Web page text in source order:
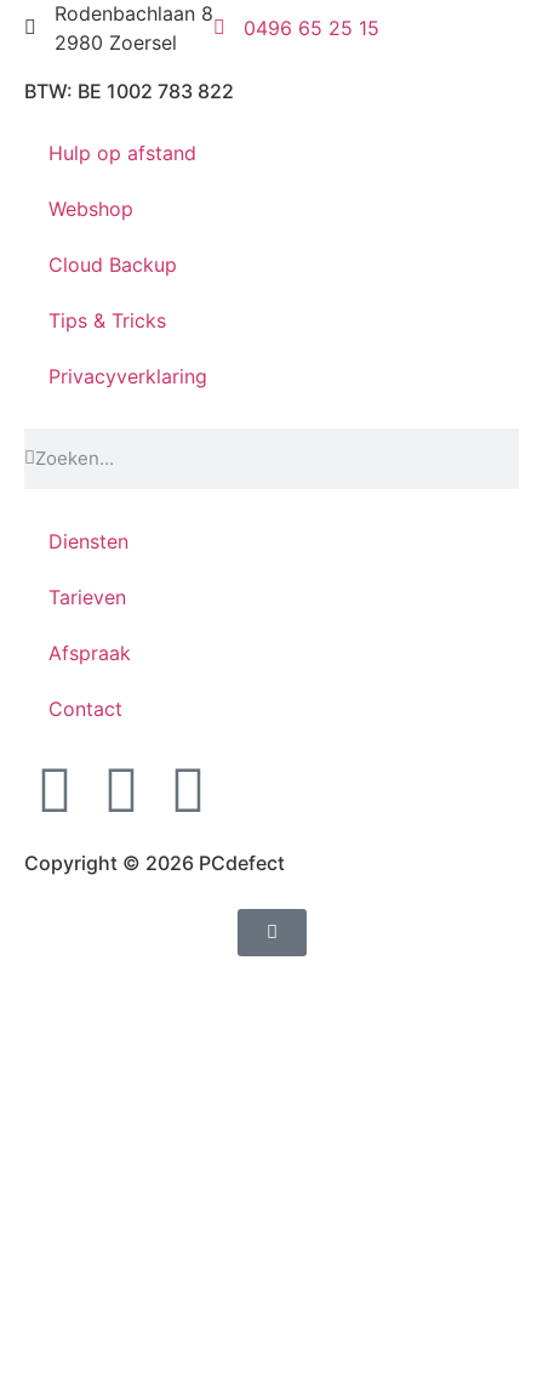
Rodenbachlaan 8
2980 Zoersel
0496 65 25 15
BTW: BE 1002 783 822
Hulp op afstand
Webshop
Cloud Backup
Tips & Tricks
Privacyverklaring
Diensten
Tarieven
Afspraak
Contact
Copyright © 2026 PCdefect